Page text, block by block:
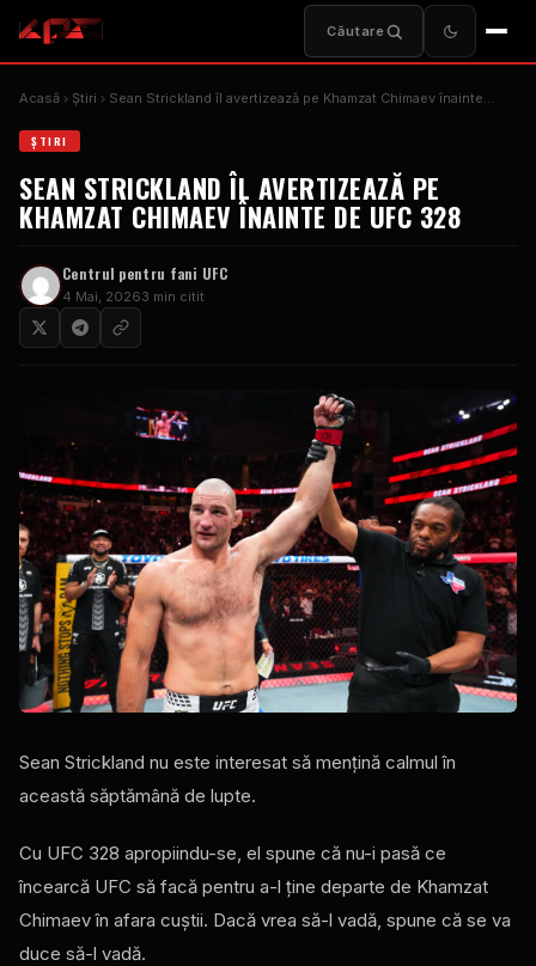
Căutare
Acasă Ştiri Sean Strickland îl avertizează pe Khamzat Chimaev înainte…
ŞTIRI
SEAN STRICKLAND ÎL AVERTIZEAZĂ PE
KHAMZAT CHIMAEV ÎNAINTE DE UFC 328
Centrul pentru fani UFC
4 Mai, 20263 min citit
Sean Strickland nu este interesat să mențină calmul în
această săptămână de lupte.
Cu UFC 328 apropiindu-se, el spune că nu-i pasă ce
încearcă UFC să facă pentru a-l ține departe de Khamzat
Chimaev în afara cuștii. Dacă vrea să-l vadă, spune că se va
duce să-l vadă.